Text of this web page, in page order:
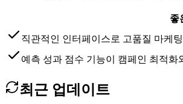
좋
직관적인 인터페이스로 고품질 마케
예측 성과 점수 기능이 캠페인 최적
최근 업데이트